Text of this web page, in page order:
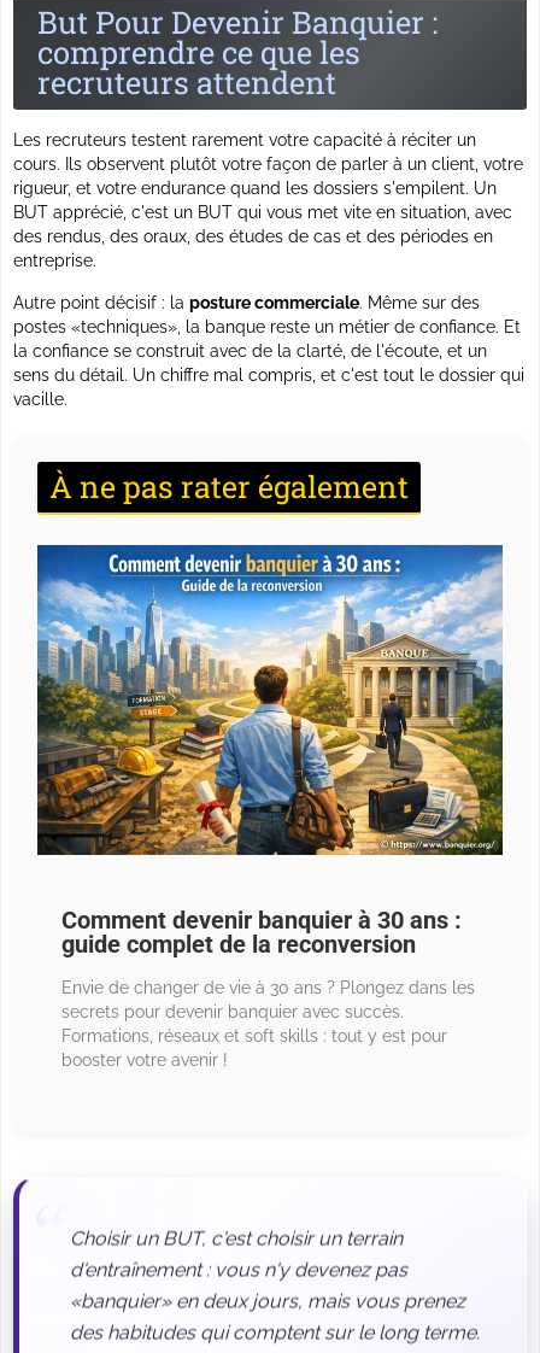
But Pour Devenir Banquier :
comprendre ce que les
recruteurs attendent
Les recruteurs testent rarement votre capacité à réciter un
cours. Ils observent plutôt votre façon de parler à un client, votre
rigueur, et votre endurance quand les dossiers s'empilent. Un
BUT apprécié, c'est un BUT qui vous met vite en situation, avec
des rendus, des oraux, des études de cas et des périodes en
entreprise.
Autre point décisif : la posture commerciale. Même sur des
postes «techniques», la banque reste un métier de confiance. Et
la confiance se construit avec de la clarté, de l'écoute, et un
sens du détail. Un chiffre mal compris, et c'est tout le dossier qui
vacille.
À ne pas rater également
Comment devenir banquier à 30 ans :
guide complet de la reconversion
Envie de changer de vie à 30 ans ? Plongez dans les
secrets pour devenir banquier avec succès.
Formations, réseaux et soft skills : tout y est pour
booster votre avenir !
Choisir un BUT, c'est choisir un terrain
d'entraînement : vous n'y devenez pas
«banquier» en deux jours, mais vous prenez
des habitudes qui comptent sur le long terme.